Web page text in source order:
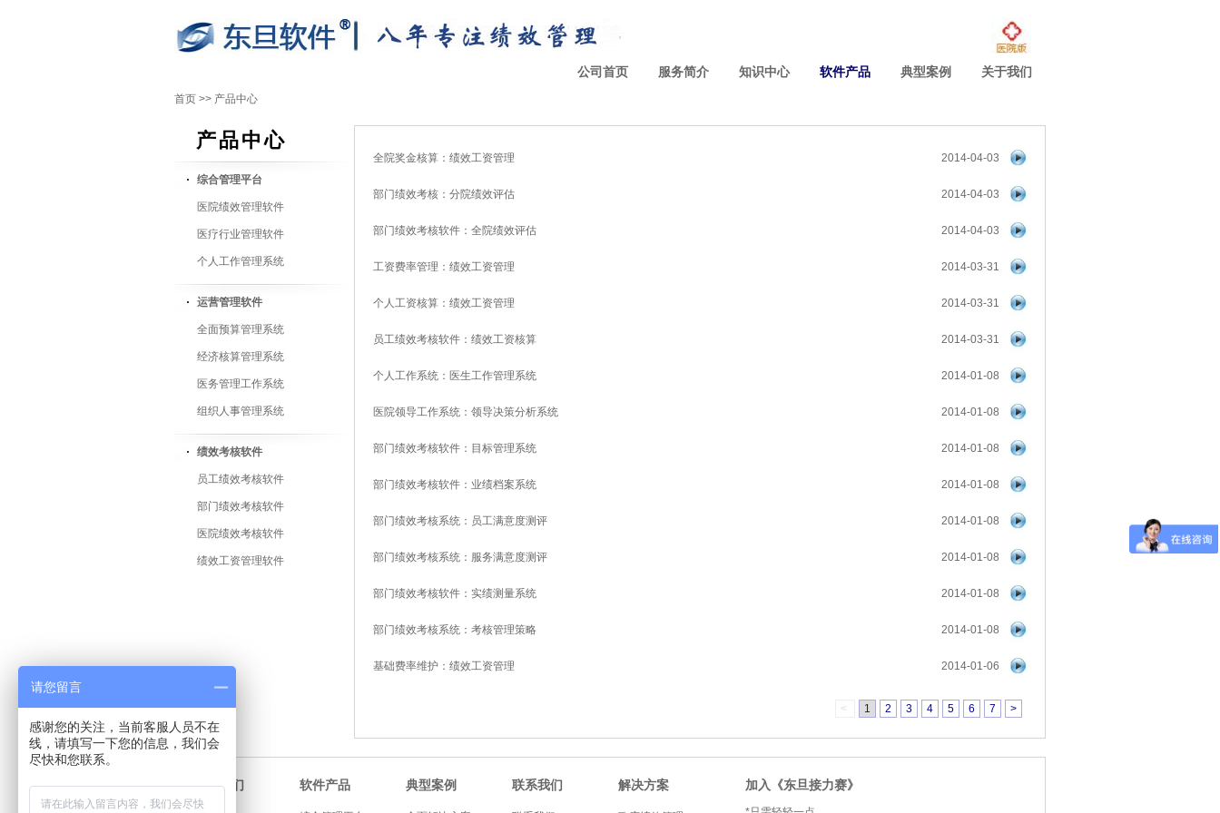
公司首页 服务简介 知识中心 软件产品 典型案例 关于我们
首页 >> 产品中心
产品中心
综合管理平台
医院绩效管理软件
医疗行业管理软件
个人工作管理系统
运营管理软件
全面预算管理系统
经济核算管理系统
医务管理工作系统
组织人事管理系统
绩效考核软件
员工绩效考核软件
部门绩效考核软件
医院绩效考核软件
绩效工资管理软件
全院奖金核算：绩效工资管理 2014-04-03
部门绩效考核：分院绩效评估 2014-04-03
部门绩效考核软件：全院绩效评估 2014-04-03
工资费率管理：绩效工资管理 2014-03-31
个人工资核算：绩效工资管理 2014-03-31
员工绩效考核软件：绩效工资核算 2014-03-31
个人工作系统：医生工作管理系统 2014-01-08
医院领导工作系统：领导决策分析系统 2014-01-08
部门绩效考核软件：目标管理系统 2014-01-08
部门绩效考核软件：业绩档案系统 2014-01-08
部门绩效考核系统：员工满意度测评 2014-01-08
部门绩效考核系统：服务满意度测评 2014-01-08
部门绩效考核软件：实绩测量系统 2014-01-08
部门绩效考核系统：考核管理策略 2014-01-08
基础费率维护：绩效工资管理 2014-01-06
< 1 2 3 4 5 6 7 >
关于我们 软件产品 典型案例 联系我们 解决方案 加入《东旦接力赛》
请您留言
感谢您的关注，当前客服人员不在
线，请填写一下您的信息，我们会
尽快和您联系。